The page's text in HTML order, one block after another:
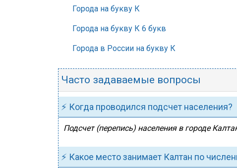
Города на букву К
Города на букву К 6 букв
Города в России на букву К
Часто задаваемые вопросы
⚡ Когда проводился подсчет населения?
Подсчет (перепись) населения в городе
⚡ Какое место занимает Калтан по